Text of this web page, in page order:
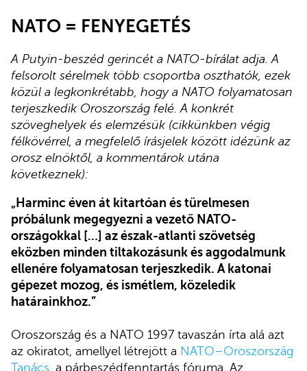
NATO = FENYEGETÉS
A Putyin-beszéd gerincét a NATO-bírálat adja. A
felsorolt sérelmek több csoportba oszthatók, ezek
közül a legkonkrétabb, hogy a NATO folyamatosan
terjeszkedik Oroszország felé. A konkrét
szöveghelyek és elemzésük (cikkünkben végig
félkövérrel, a megfelelő írásjelek között idézünk az
orosz elnöktől, a kommentárok utána
következnek):
„Harminc éven át kitartóan és türelmesen
próbálunk megegyezni a vezető NATO-
országokkal […] az észak-atlanti szövetség
eközben minden tiltakozásunk és aggodalmunk
ellenére folyamatosan terjeszkedik. A katonai
gépezet mozog, és ismétlem, közeledik
határainkhoz.”
Oroszország és a NATO 1997 tavaszán írta alá azt
az okiratot, amellyel létrejött a NATO–Oroszország
Tanács, a párbeszédfenntartás fóruma. Az